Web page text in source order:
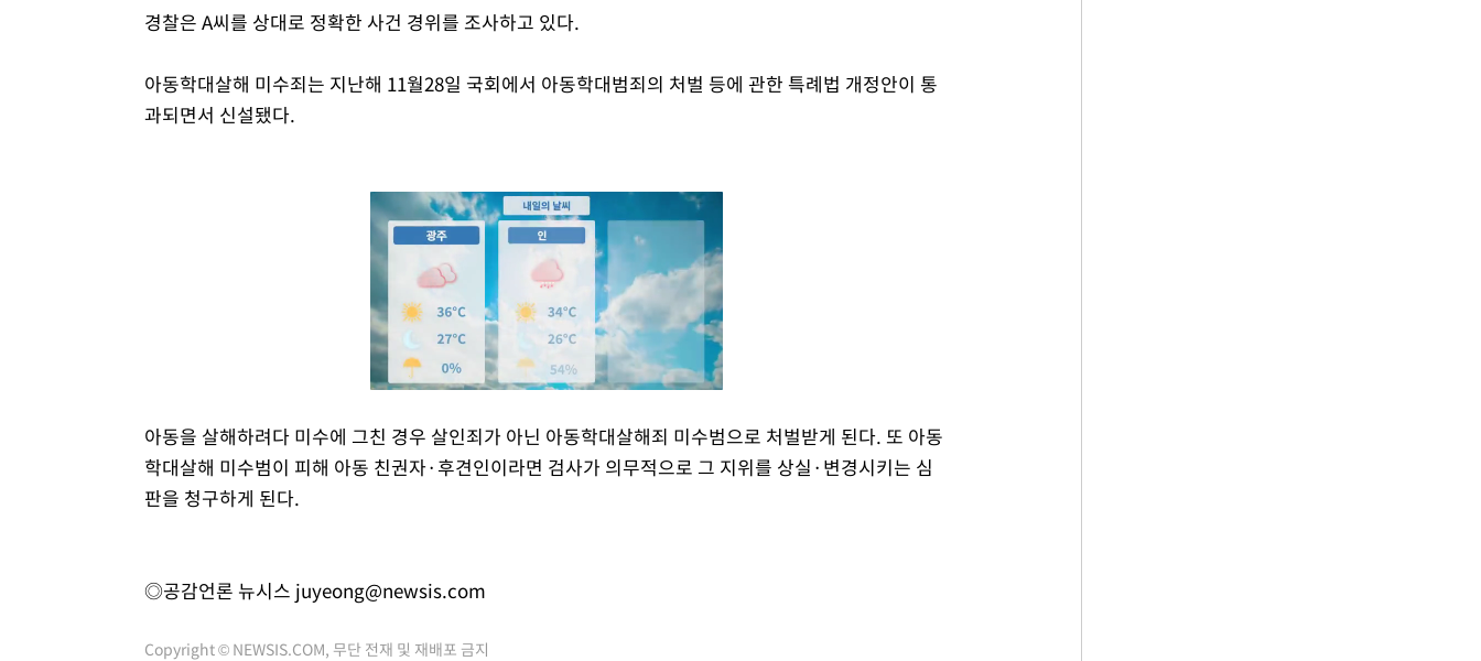
경찰은 A씨를 상대로 정확한 사건 경위를 조사하고 있다.
아동학대살해 미수죄는 지난해 11월28일 국회에서 아동학대범죄의 처벌 등에 관한 특례법 개정안이 통
과되면서 신설됐다.
Mute
아동을 살해하려다 미수에 그친 경우 살인죄가 아닌 아동학대살해죄 미수범으로 처벌받게 된다. 또 아동
학대살해 미수범이 피해 아동 친권자·후견인이라면 검사가 의무적으로 그 지위를 상실·변경시키는 심
판을 청구하게 된다.
◎공감언론 뉴시스 juyeong@newsis.com
Copyright © NEWSIS.COM, 무단 전재 및 재배포 금지